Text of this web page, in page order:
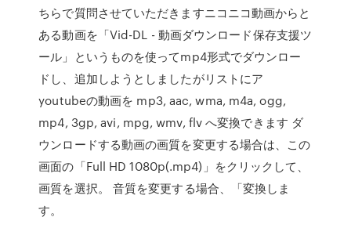
ちらで質問させていただきますニコニコ動画からと
ある動画を「Vid-DL - 動画ダウンロード保存支援ツ
ール」というものを使ってmp4形式でダウンロー
ドし、追加しようとしましたがリストにア
youtubeの動画を mp3, aac, wma, m4a, ogg,
mp4, 3gp, avi, mpg, wmv, flv へ変換できます ダ
ウンロードする動画の画質を変更する場合は、この
画面の「Full HD 1080p(.mp4)」をクリックして、
画質を選択。 音質を変更する場合、「変換しま
す。